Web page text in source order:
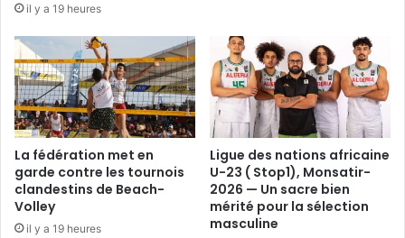
il y a 19 heures
La fédération met en
garde contre les tournois
clandestins de Beach-
Volley
il y a 19 heures
Ligue des nations africaine
U-23 ( Stop1), Monsatir-
2026 — Un sacre bien
mérité pour la sélection
masculine